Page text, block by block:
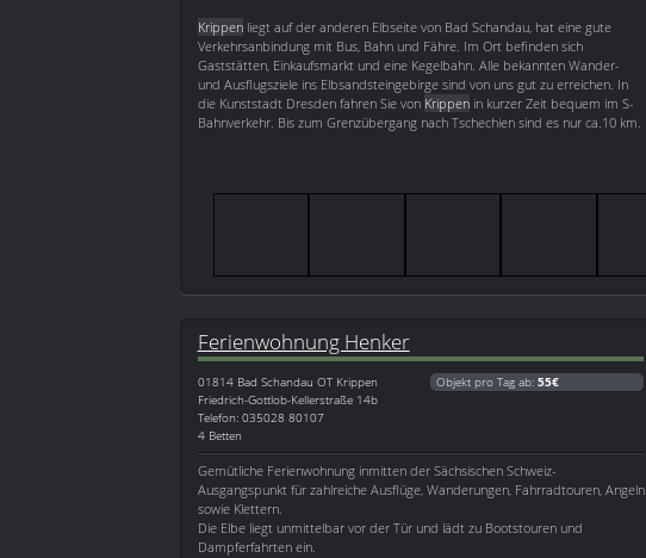
Krippenliegt auf der anderen Elbseite von Bad Schandau, hat eine gute
Verkehrsanbindung mit Bus, Bahn und Fähre. Im Ort befinden sich
Gaststätten, Einkaufsmarkt und eine Kegelbahn. Alle bekannten Wander-
und Ausflugsziele ins Elbsandsteingebirge sind von uns gut zu erreichen. In
die Kunststadt Dresden fahren Sie von Krippenin kurzer Zeit bequem im S-
Bahnverkehr. Bis zum Grenzübergang nach Tschechien sind es nur ca.10 km.
Ferienwohnung Henker
01814 Bad Schandau OT Krippen
Friedrich-Gottlob-Kellerstraße 14b
Telefon: 035028 80107
4 Betten
Objekt pro Tag ab: 55€
Gemütliche Ferienwohnung inmitten der Sächsischen Schweiz-
Ausgangspunkt für zahlreiche Ausflüge, Wanderungen, Fahrradtouren, Angeln
sowie Klettern.
Die Elbe liegt unmittelbar vor der Tür und lädt zu Bootstouren und
Dampferfahrten ein.